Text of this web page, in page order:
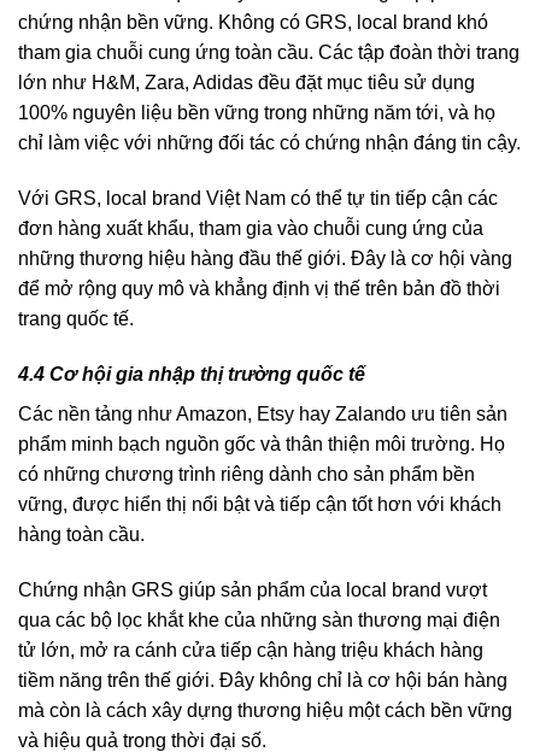
chứng nhận bền vững. Không có GRS, local brand khó
tham gia chuỗi cung ứng toàn cầu. Các tập đoàn thời trang
lớn như H&M, Zara, Adidas đều đặt mục tiêu sử dụng
100% nguyên liệu bền vững trong những năm tới, và họ
chỉ làm việc với những đối tác có chứng nhận đáng tin cậy.
Với GRS, local brand Việt Nam có thể tự tin tiếp cận các
đơn hàng xuất khẩu, tham gia vào chuỗi cung ứng của
những thương hiệu hàng đầu thế giới. Đây là cơ hội vàng
để mở rộng quy mô và khẳng định vị thế trên bản đồ thời
trang quốc tế.
4.4 Cơ hội gia nhập thị trường quốc tế
Các nền tảng như Amazon, Etsy hay Zalando ưu tiên sản
phẩm minh bạch nguồn gốc và thân thiện môi trường. Họ
có những chương trình riêng dành cho sản phẩm bền
vững, được hiển thị nổi bật và tiếp cận tốt hơn với khách
hàng toàn cầu.
Chứng nhận GRS giúp sản phẩm của local brand vượt
qua các bộ lọc khắt khe của những sàn thương mại điện
tử lớn, mở ra cánh cửa tiếp cận hàng triệu khách hàng
tiềm năng trên thế giới. Đây không chỉ là cơ hội bán hàng
mà còn là cách xây dựng thương hiệu một cách bền vững
và hiệu quả trong thời đại số.